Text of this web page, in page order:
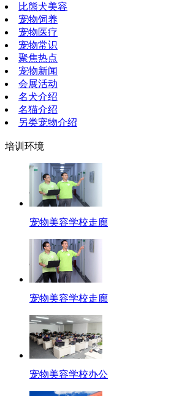
比熊犬美容
宠物饲养
宠物医疗
宠物常识
聚焦热点
宠物新闻
会展活动
名犬介绍
名猫介绍
另类宠物介绍
培训环境
宠物美容学校走廊
宠物美容学校走廊
宠物美容学校办公